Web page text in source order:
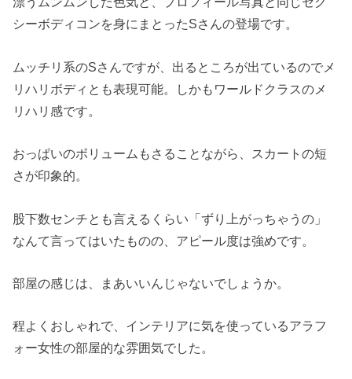
シーボディコンを身にまとったSさんの登場です。
ムッチリ系のSさんですが、出るところが出ているのでメ
リハリボディとも表現可能。しかもワールドクラスのメ
リハリ感です。
おっぱいのボリュームもさることながら、スカートの短
さが印象的。
股下数センチとも言えるくらい「ずり上がっちゃうの」
なんて言ってはいたものの、アピール度は強めです。
部屋の感じは、まあいいんじゃないでしょうか。
程よくおしゃれで、インテリアに気を使っているアラフ
ォー女性の部屋的な雰囲気でした。